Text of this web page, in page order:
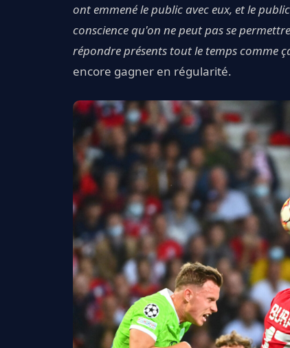
ont emmené le public avec eux, et le
conscience qu'on ne peut pas se
répondre présents tout le temps comme
encore gagner en régularité.